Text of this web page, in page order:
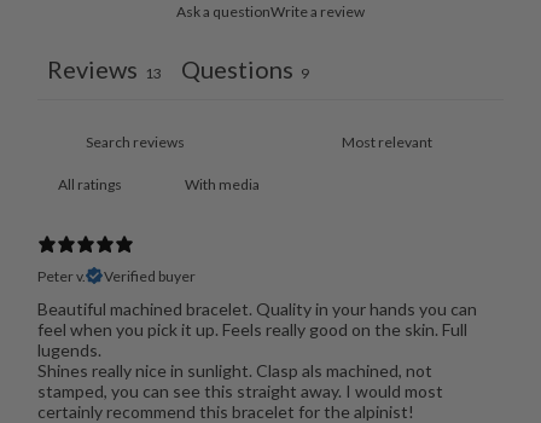
Ask a questionWrite a review
Reviews 13 Questions 9
With media
Peter v. Verified buyer
Beautiful machined bracelet. Quality in your hands you can
feel when you pick it up. Feels really good on the skin. Full
lugends.
Shines really nice in sunlight. Clasp als machined, not
stamped, you can see this straight away. I would most
certainly recommend this bracelet for the alpinist!